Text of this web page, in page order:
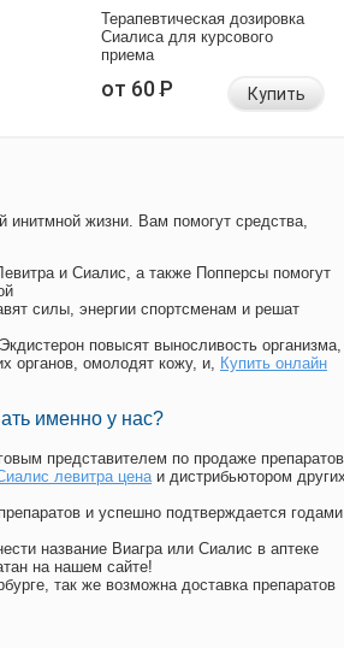
Терапевтическая дозировка
Сиалиса для курсового
приема
от 60Р Купить
жизни. Вам помогут средства,
и Сиалис, а также Попперсы помогут
силы, энергии спортсменам и решат
повысят выносливость организма,
органов, омолодят кожу, и, Купить онлайн
именно у нас?
представителем по продаже препаратов
левитра ценаи дистрибьютором
и успешно подтверждается годами
название Виагра или Сиалис в аптеке
на нашем сайте!
так же возможна доставка препаратов